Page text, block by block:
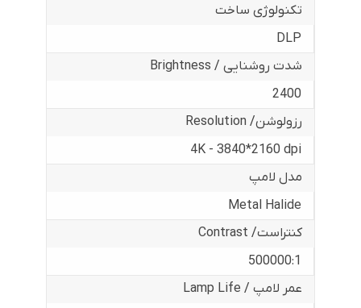
تکنولوژی ساخت
DLP
شدت روشنایی / Brightness
2400
رزولوشن/ Resolution
4K - 3840*2160 dpi
مدل لامپ
Metal Halide
کنتراست/ Contrast
500000:1
عمر لامپ / Lamp Life